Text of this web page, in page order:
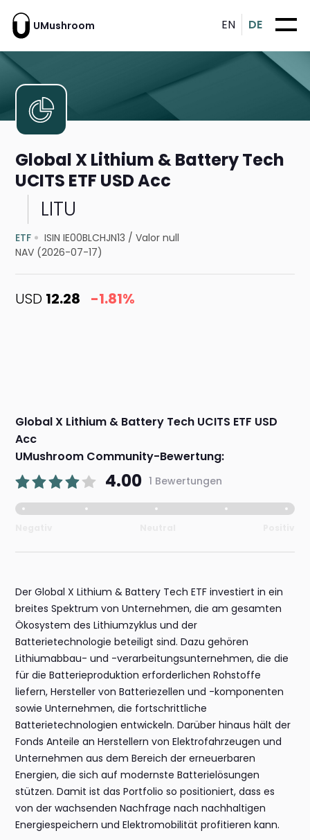
UMushroom EN DE
Global X Lithium & Battery Tech
UCITS ETF USD Acc
LITU
ETF ISIN IE00BLCHJN13 /Valor null
NAV (2026-07-17)
USD 12.28 -1.81%
Global X Lithium & Battery Tech UCITS ETF USD
Acc
UMushroom Community-Bewertung:
4.00 1 Bewertungen
Der Global X Lithium & Battery Tech ETF investiert in ein
breites Spektrum von Unternehmen, die am gesamten
Ökosystem des Lithiumzyklus und der
Batterietechnologie beteiligt sind. Dazu gehören
Lithiumabbau- und -verarbeitungsunternehmen, die die
für die Batterieproduktion erforderlichen Rohstoffe
liefern, Hersteller von Batteriezellen und -komponenten
sowie Unternehmen, die fortschrittliche
Batterietechnologien entwickeln. Darüber hinaus hält der
Fonds Anteile an Herstellern von Elektrofahrzeugen und
Unternehmen aus dem Bereich der erneuerbaren
Energien, die sich auf modernste Batterielösungen
stützen. Damit ist das Portfolio so positioniert, dass es
von der wachsenden Nachfrage nach nachhaltigen
Energiespeichern und Elektromobilität profitieren kann.